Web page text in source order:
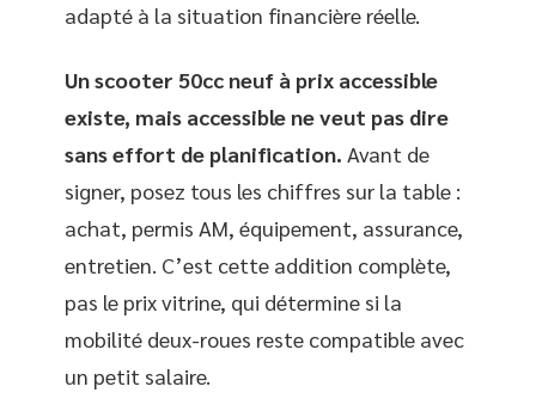
adapté à la situation financière réelle.
Un scooter 50cc neuf à prix accessible
existe, mais accessible ne veut pas dire
sans effort de planification. Avant de
signer, posez tous les chiffres sur la table :
achat, permis AM, équipement, assurance,
entretien. C’est cette addition complète,
pas le prix vitrine, qui détermine si la
mobilité deux-roues reste compatible avec
un petit salaire.